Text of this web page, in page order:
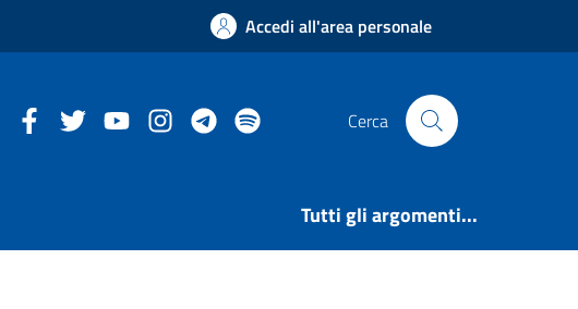
Accedi all'area personale
FacebookTwitterYouTubeInstagram
Telegramhttps://open.spotify.com/user/
Cerca
Tutti gli argomenti...